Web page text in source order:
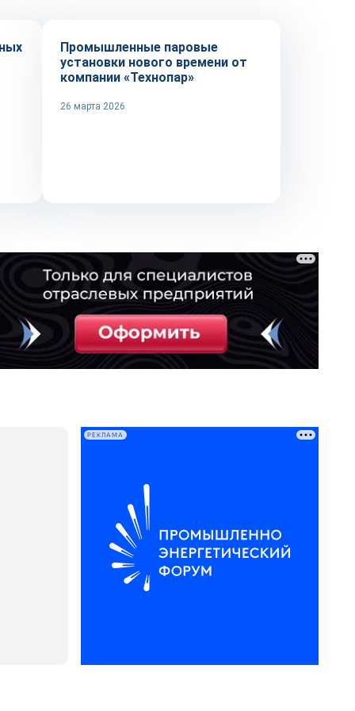
Промышленные паровые
установки нового времени от
компании «Технопар»
26 марта 2026
РЕКЛАМА